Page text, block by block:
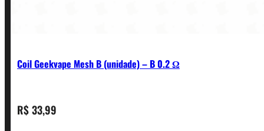
Coil Geekvape Mesh B (unidade) – B 0.2 Ω
R$33,99
CONTATO